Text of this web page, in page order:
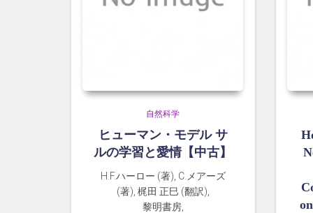
自然科学
ヒューマン・モデル サ
ルの学習と愛情【中古】
H.F.ハーロー (著), C.メアーズ
(著), 梶田 正巳 (翻訳),
黎明書房,